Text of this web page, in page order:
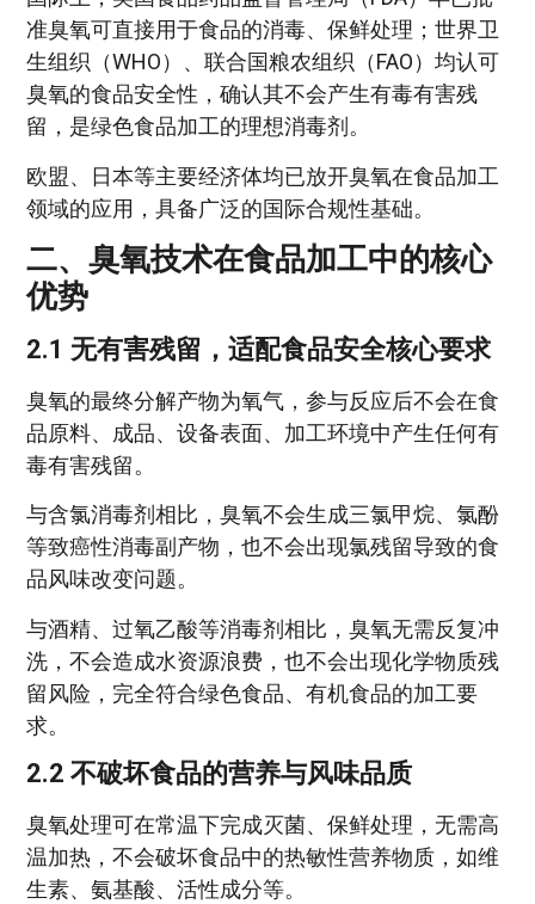
准臭氧可直接用于食品的消毒、保鲜处理；世界卫
生组织（WHO）、联合国粮农组织（FAO）均认可
臭氧的食品安全性，确认其不会产生有毒有害残
留，是绿色食品加工的理想消毒剂。
欧盟、日本等主要经济体均已放开臭氧在食品加工
领域的应用，具备广泛的国际合规性基础。
二、臭氧技术在食品加工中的核心
优势
2.1 无有害残留，适配食品安全核心要求
臭氧的最终分解产物为氧气，参与反应后不会在食
品原料、成品、设备表面、加工环境中产生任何有
毒有害残留。
与含氯消毒剂相比，臭氧不会生成三氯甲烷、氯酚
等致癌性消毒副产物，也不会出现氯残留导致的食
品风味改变问题。
与酒精、过氧乙酸等消毒剂相比，臭氧无需反复冲
洗，不会造成水资源浪费，也不会出现化学物质残
留风险，完全符合绿色食品、有机食品的加工要
求。
2.2 不破坏食品的营养与风味品质
臭氧处理可在常温下完成灭菌、保鲜处理，无需高
温加热，不会破坏食品中的热敏性营养物质，如维
生素、氨基酸、活性成分等。